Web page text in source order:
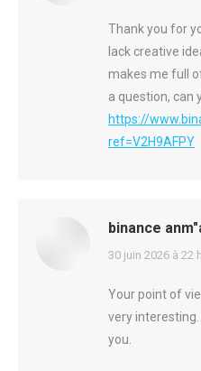
Thank you for
lack creative
makes me full
a question, can
https://
ref=V2H9AFPY
binance
says:
30 juin 2026 à 22
Your point of
very
you.